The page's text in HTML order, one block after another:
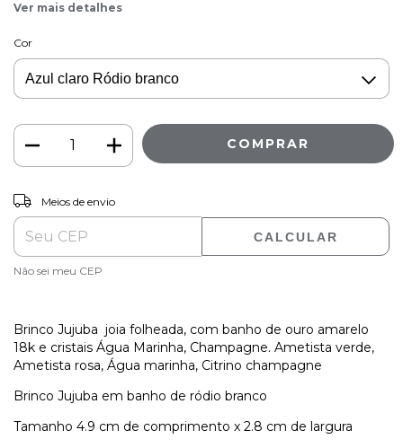
Ver mais detalhes
Cor
Entregas para o CEP:
Meios de envio
CALCULAR
Não sei meu CEP
Brinco Jujuba joia folheada, com banho de ouro amarelo
18k e cristais Água Marinha, Champagne. Ametista verde,
Ametista rosa, Água marinha, Citrino champagne
Brinco Jujuba em banho de ródio branco
Tamanho 4.9 cm de comprimento x 2.8 cm de largura